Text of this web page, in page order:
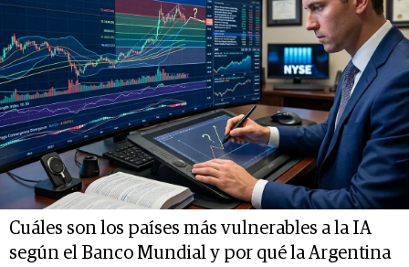
Cuáles son los países más vulnerables a la IA
según el Banco Mundial y por qué la Argentina